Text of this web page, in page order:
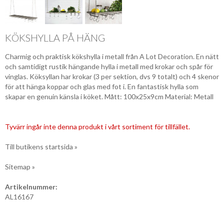
KÖKSHYLLA PÅ HÄNG
Charmig och praktisk kökshylla i metall från A Lot Decoration. En nätt
och samtidigt rustik hängande hylla i metall med krokar och spår för
vinglas. Köksyllan har krokar (3 per sektion, dvs 9 totalt) och 4 skenor
för att hänga koppar och glas med fot i. En fantastisk hylla som
skapar en genuin känsla i köket. Mått: 100x25x9cm Material: Metall
Tyvärr ingår inte denna produkt i vårt sortiment för tillfället.
Till butikens startsida »
Sitemap »
Artikelnummer:
AL16167